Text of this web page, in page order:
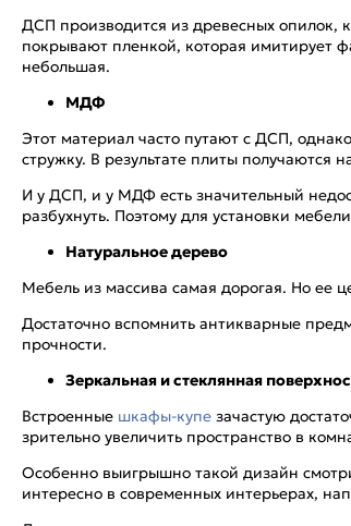
ДСП производится из древесных опилок,
покрывают пленкой, которая имитирует
небольшая.
МДФ
Этот материал часто путают с ДСП,
стружку. В результате плиты получаются
И у ДСП, и у МДФ есть значительный
разбухнуть. Поэтому для установки
Натуральное дерево
Мебель из массива самая дорогая. Но ее
Достаточно вспомнить антикварные
прочности.
Зеркальная и стеклянная
Встроенные шкафы-купе зачастую
зрительно увеличить пространство в
Особенно выигрышно такой дизайн
интересно в современных интерьерах,